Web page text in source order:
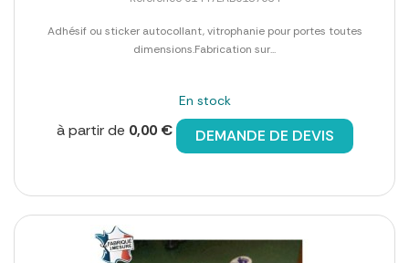
Adhésif ou sticker autocollant, vitrophanie pour portes toutes
dimensions.Fabrication sur...
En stock
à partir de 0,00 € DEMANDE DE DEVIS